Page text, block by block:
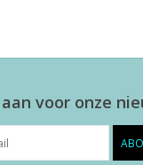
voor onze